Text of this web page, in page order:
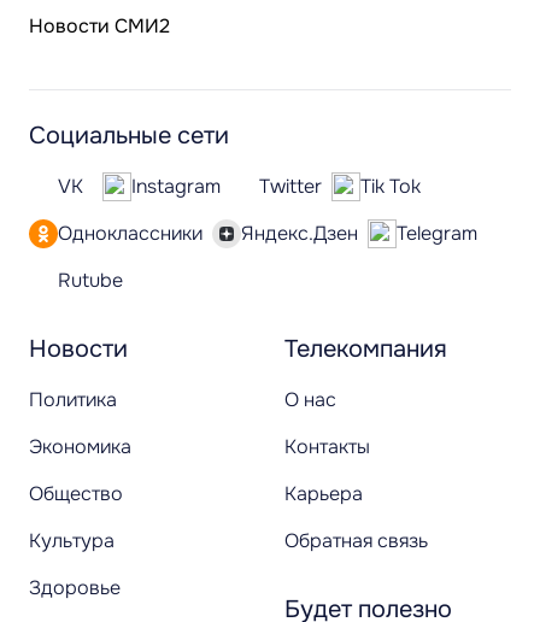
Новости СМИ2
Новости
Политика
Экономика
Общество
Культура
Здоровье
Телекомпания
О нас
Контакты
Карьера
Обратная связь
Будет полезно
Социальные сети
VK Instagram Twitter
Tik Tok
Одноклассники
Яндекс.Дзен
Telegram
Rutube